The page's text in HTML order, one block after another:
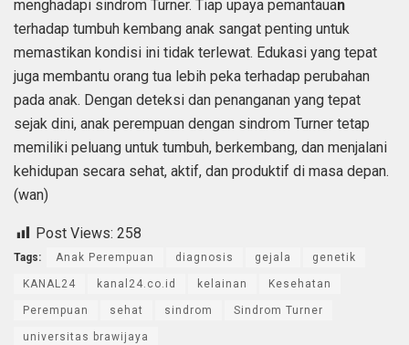
menghadapi sindrom Turner. Tiap upaya pemantauan
terhadap tumbuh kembang anak sangat penting untuk
memastikan kondisi ini tidak terlewat. Edukasi yang tepat
juga membantu orang tua lebih peka terhadap perubahan
pada anak. Dengan deteksi dan penanganan yang tepat
sejak dini, anak perempuan dengan sindrom Turner tetap
memiliki peluang untuk tumbuh, berkembang, dan menjalani
kehidupan secara sehat, aktif, dan produktif di masa depan.
(wan)
Post Views: 258
Tags: Anak Perempuan diagnosis gejala genetik
KANAL24 kanal24.co.id kelainan Kesehatan
Perempuan sehat sindrom Sindrom Turner
universitas brawijaya